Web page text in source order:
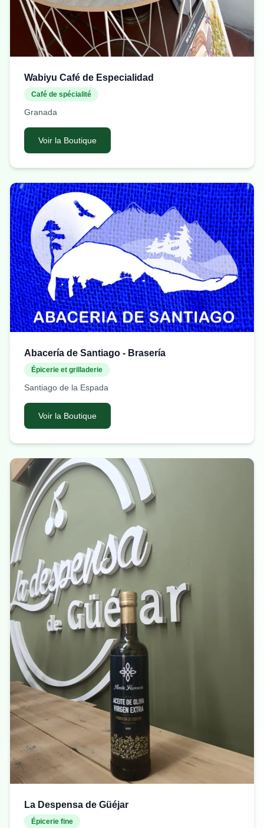
Wabiyu Café de Especialidad
Café de spécialité
Granada
Voir la Boutique
Abacería de Santiago - Brasería
Épicerie et grilladerie
Santiago de la Espada
Voir la Boutique
La Despensa de Güéjar
Épicerie fine